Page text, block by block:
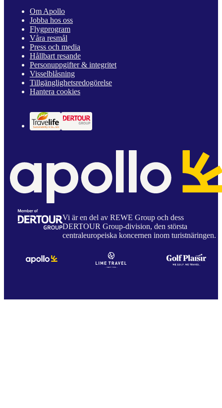
Om Apollo
Jobba hos oss
Flygprogram
Våra resmål
Press och media
Hållbart resande
Personuppgifter & integritet
Visselblåsning
Tillgänglighetsredogörelse
Hantera cookies
Vi är en del av REWE Group och dess
DERTOUR Group-division, den största
centraleuropeiska koncernen inom turistnäringen.